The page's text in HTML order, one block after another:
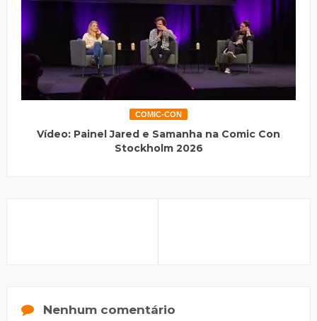
COMIC-CON
Vídeo: Painel Jared e Samanha na Comic Con
Stockholm 2026
Nenhum comentário